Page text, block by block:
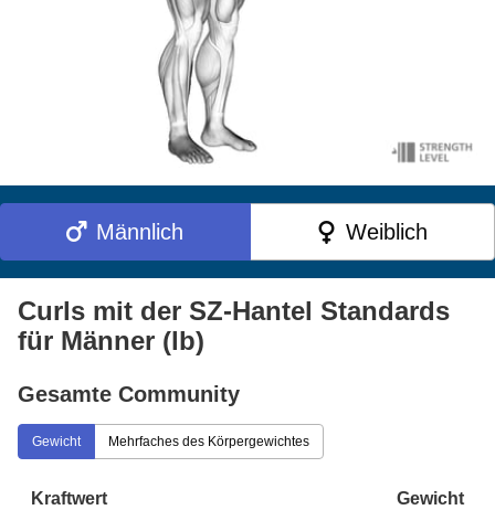
Männlich Weiblich
Curls mit der SZ-Hantel Standards
für Männer (lb)
Gesamte Community
Gewicht Mehrfaches des Körpergewichtes
Kraftwert Gewicht